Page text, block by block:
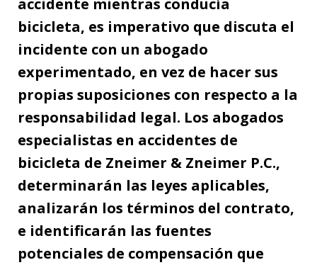
accidente mientras conducía
bicicleta, es imperativo que discuta el
incidente con un abogado
experimentado, en vez de hacer sus
propias suposiciones con respecto a la
responsabilidad legal. Los abogados
especialistas en accidentes de
bicicleta de Zneimer & Zneimer P.C.,
determinarán las leyes aplicables,
analizarán los términos del contrato,
e identificarán las fuentes
potenciales de compensación que